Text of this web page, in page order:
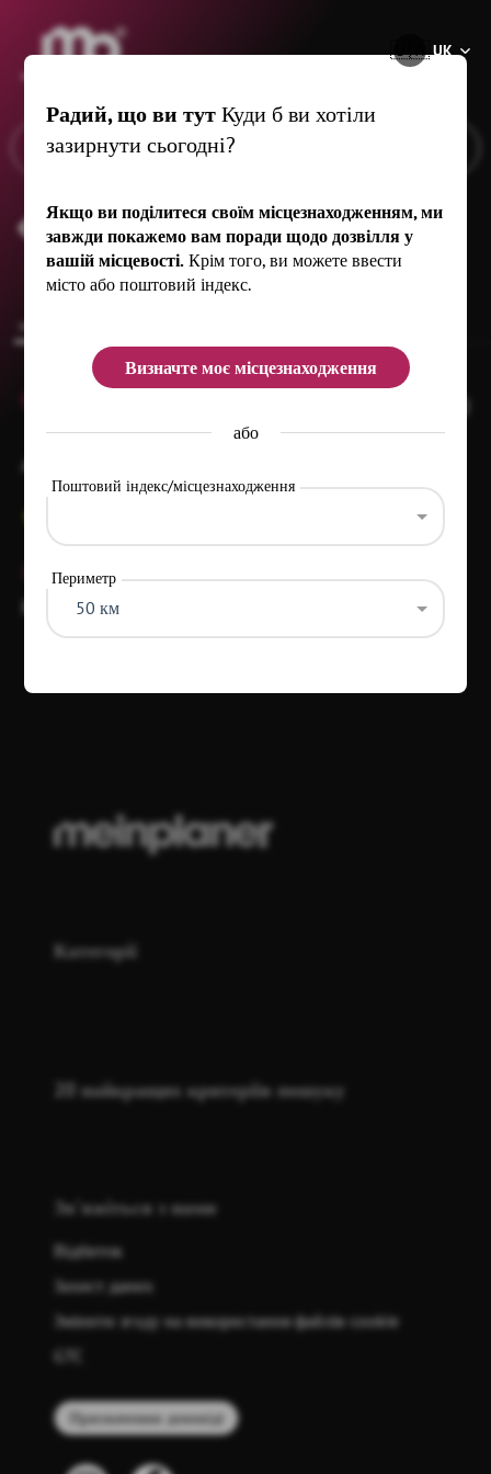
®
🇺🇦UK
Таємниця - відкрий для себе світ каменю
common.overview
An der Tankstelle 3
Закрито.— 10:00–18:00 Годинник
ВідкриваєтьсяSo–Sa
Категорії
20 найкращих критеріїв пошуку
Зв'яжіться з нами
Відбиток
Захист даних
Змінити згоду на використання файлів cookie
Призначення доповіді
Радий, що ви тутКуди б ви хотіли
зазирнути сьогодні?
Якщо ви поділитеся своїм місцезнаходженням, ми
завжди покажемо вам поради щодо дозвілля у
вашій місцевості. Крім того, ви можете ввести
місто або поштовий індекс.
Визначте моє місцезнаходження
або
Поштовий індекс/місцезнаходження
Периметр
50 км